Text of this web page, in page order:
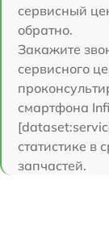
сервисный
обратно.
Закажите
сервисного
смартфона
статистике в
запчастей.